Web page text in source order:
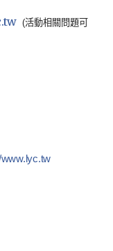
(活動相關問題可
www.lyc.tw